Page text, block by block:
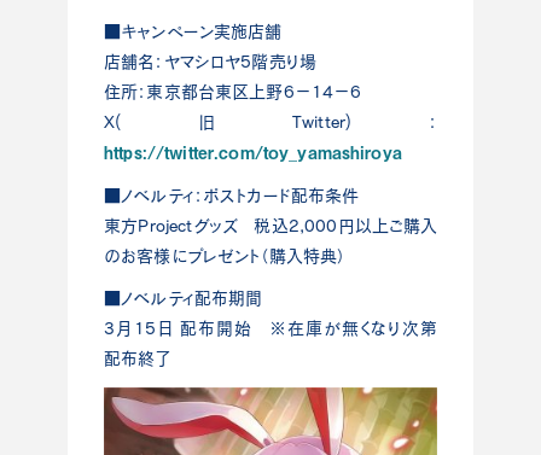
■キャンペーン実施店舗
店舗名：ヤマシロヤ5階売り場
住所：東京都台東区上野6－14－6
X(旧Twitter)：
https://twitter.com/toy_yamashiroya
■ノベルティ：ポストカード配布条件
東方Projectグッズ 税込2,000円以上ご購入
のお客様にプレゼント（購入特典）
■ノベルティ配布期間
3月15日 配布開始 ※在庫が無くなり次第
配布終了